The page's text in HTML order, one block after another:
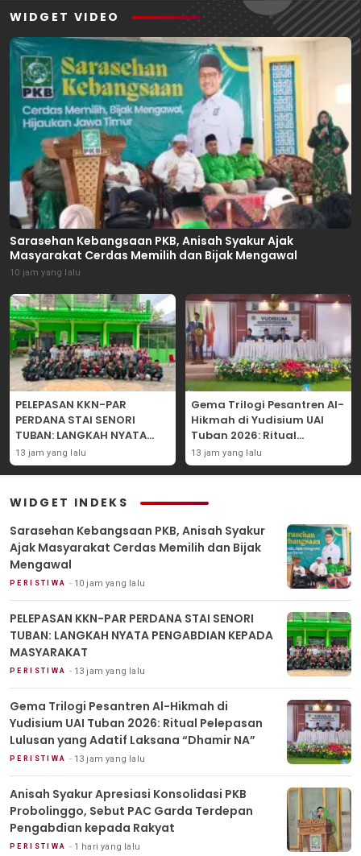
WIDGET VIDEO
Sarasehan Kebangsaan PKB, Anisah Syakur Ajak
Masyarakat Cerdas Memilih dan Bijak Mengawal
10 jam yang lalu
PELEPASAN KKN-PAR
PERDANA STAI SENORI
TUBAN: LANGKAH NYATA
PENGABDIAN KEPADA
MASYARAKAT
13 jam yang lalu
Gema Trilogi Pesantren Al-
Hikmah di Yudisium UAI
Tuban 2026: Ritual
Pelepasan Lulusan yang
Adatif Laksana “Dhamir
13 jam yang lalu
WIDGET INDEKS
Sarasehan Kebangsaan PKB, Anisah Syakur
Ajak Masyarakat Cerdas Memilih dan Bijak
Mengawal
PERISTIWA 10 jam yang lalu
PELEPASAN KKN-PAR PERDANA STAI SENORI
TUBAN: LANGKAH NYATA PENGABDIAN KEPADA
MASYARAKAT
PERISTIWA 13 jam yang lalu
Gema Trilogi Pesantren Al-Hikmah di
Yudisium UAI Tuban 2026: Ritual Pelepasan
Lulusan yang Adatif Laksana “Dhamir NA”
PERISTIWA 13 jam yang lalu
Anisah Syakur Apresiasi Konsolidasi PKB
Probolinggo, Sebut PAC Garda Terdepan
Pengabdian kepada Rakyat
PERISTIWA 1 hari yang lalu